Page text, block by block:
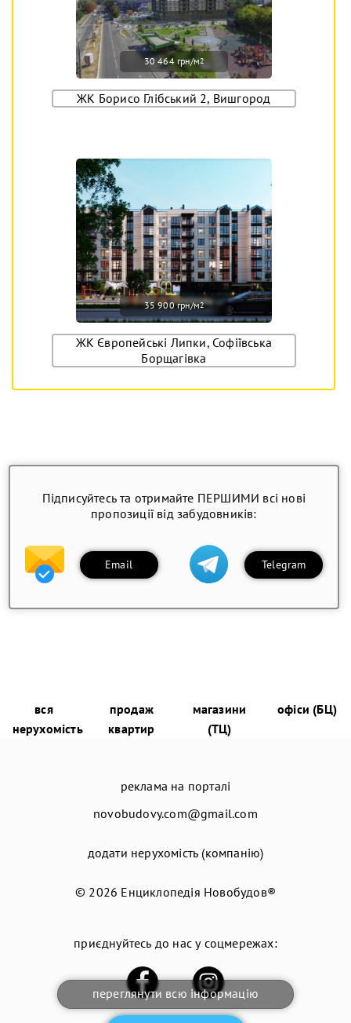
переглянути всю інформацію
30 464 грн/м2
ЖК Борисо Глібський 2, Вишгород
35 900 грн/м2
ЖК Європейські Липки, Софіївська
Борщагівка
Підписуйтесь та отримайте ПЕРШИМИ всі нові
пропозиції від забудовників:
Email Telegram
вся
нерухомість
продаж
квартир
магазини
(ТЦ)
офіси (БЦ)
реклама на порталі
novobudovy.com@gmail.com
додати нерухомість (компанію)
© 2026 Енциклопедія Новобудов®
приєднуйтесь до нас у соцмережах: